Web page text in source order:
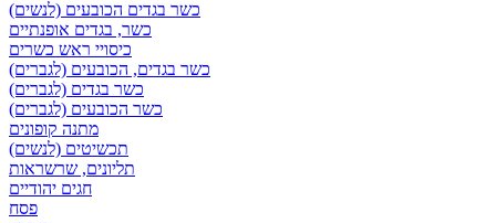
כשר בגדים הכובעים (לנשים)
כשר, בגדים אופנתיים
כיסויי ראש כשרים
כשר בגדים, הכובעים (לגברים)
כשר בגדים (לגברים)
כשר הכובעים (לגברים)
מתנה קופונים
תכשיטים (לנשים)
תליונים, שרשראות
חגים יהודיים
פסח